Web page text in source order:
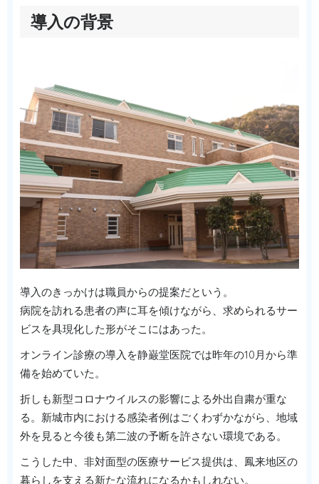
導入の背景
導入のきっかけは職員からの提案だという。
病院を訪れる患者の声に耳を傾けながら、求められるサー
ビスを具現化した形がそこにはあった。
オンライン診療の導入を静巌堂医院では昨年の10月から準
備を始めていた。
折しも新型コロナウイルスの影響による外出自粛が重な
る。新城市内における感染者例はごくわずかながら、地域
外を見ると今後も第二波の予断を許さない環境である。
こうした中、非対面型の医療サービス提供は、鳳来地区の
暮らしを支える新たな流れになるかもしれない。